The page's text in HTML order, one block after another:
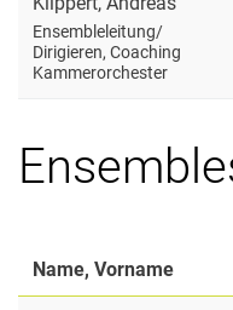
Ensembleleitung/​
Dirigieren, Coaching
Kammerorchester
Name, Vorname